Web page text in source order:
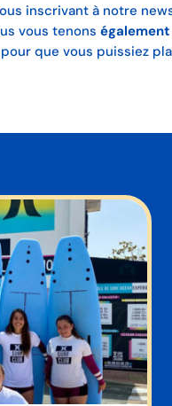
inscrivant à notre
vous tenons
pour que vous puissiez